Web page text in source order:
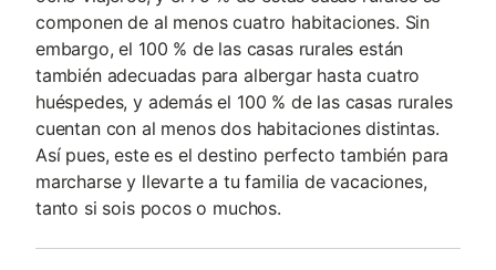
componen de al menos cuatro habitaciones. Sin
embargo, el 100 % de las casas rurales están
también adecuadas para albergar hasta cuatro
huéspedes, y además el 100 % de las casas rurales
cuentan con al menos dos habitaciones distintas.
Así pues, este es el destino perfecto también para
marcharse y llevarte a tu familia de vacaciones,
tanto si sois pocos o muchos.